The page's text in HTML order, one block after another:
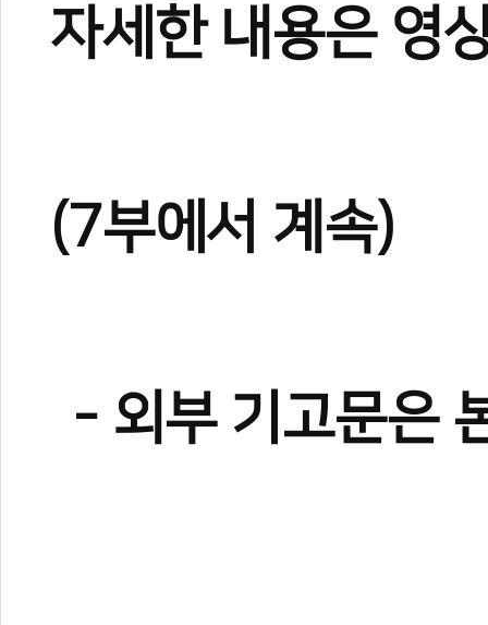
자세한 내용은 영
(7부에서 계속)
- 외부 기고문은